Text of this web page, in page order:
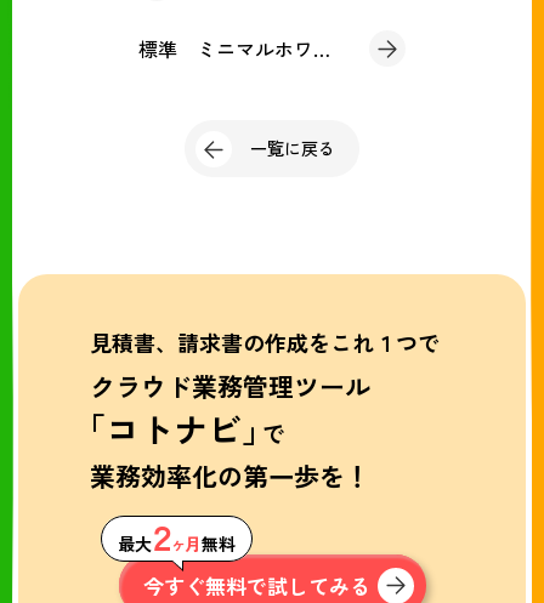
標準 ミニマルホワイト(個別請求書)
一覧に戻る
見積書、請求書の作成をこれ１つで
クラウド業務管理ツール
「コトナビ」で
業務効率化の第一歩を！
最大２ヶ月無料
今すぐ無料で試してみる